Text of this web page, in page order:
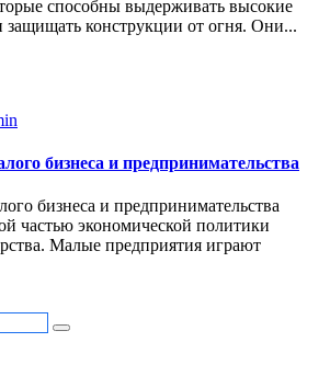
способны выдерживать высокие
защищать конструкции от огня. Они...
бизнеса и предпринимательства
бизнеса и предпринимательства
частью экономической политики
Малые предприятия играют